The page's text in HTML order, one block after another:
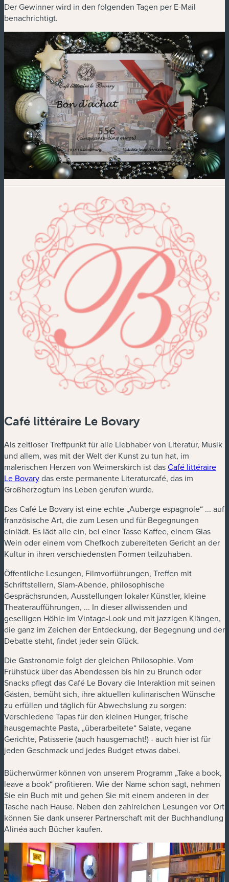
Der Gewinner wird in den folgenden Tagen per E-Mail
benachrichtigt.
Café littéraire Le Bovary
Als zeitloser Treffpunkt für alle Liebhaber von Literatur, Musik
und allem, was mit der Welt der Kunst zu tun hat, im
malerischen Herzen von Weimerskirch ist dasCafé littéraire
Le Bovarydas erste permanente Literaturcafé, das im
Großherzogtum ins Leben gerufen wurde.
Das Café Le Bovary ist eine echte „Auberge espagnole“ ... auf
französische Art, die zum Lesen und für Begegnungen
einlädt. Es lädt alle ein, bei einer Tasse Kaffee, einem Glas
Wein oder einem vom Chefkoch zubereiteten Gericht an der
Kultur in ihren verschiedensten Formen teilzuhaben.
Öffentliche Lesungen, Filmvorführungen, Treffen mit
Schriftstellern, Slam-Abende, philosophische
Gesprächsrunden, Ausstellungen lokaler Künstler, kleine
Theateraufführungen, ... In dieser allwissenden und
geselligen Höhle im Vintage-Look und mit jazzigen Klängen,
die ganz im Zeichen der Entdeckung, der Begegnung und der
Debatte steht, findet jeder sein Glück.
Die Gastronomie folgt der gleichen Philosophie. Vom
Frühstück über das Abendessen bis hin zu Brunch oder
Snacks pflegt das Café Le Bovary die Interaktion mit seinen
Gästen, bemüht sich, ihre aktuellen kulinarischen Wünsche
zu erfüllen und täglich für Abwechslung zu sorgen:
Verschiedene Tapas für den kleinen Hunger, frische
hausgemachte Pasta, „überarbeitete“ Salate, vegane
Gerichte, Patisserie (auch hausgemacht!) - auch hier ist für
jeden Geschmack und jedes Budget etwas dabei.
Bücherwürmer können von unserem Programm „Take a book,
leave a book“ profitieren. Wie der Name schon sagt, nehmen
Sie ein Buch mit und gehen Sie mit einem anderen in der
Tasche nach Hause. Neben den zahlreichen Lesungen vor Ort
können Sie dank unserer Partnerschaft mit der Buchhandlung
Alinéa auch Bücher kaufen.